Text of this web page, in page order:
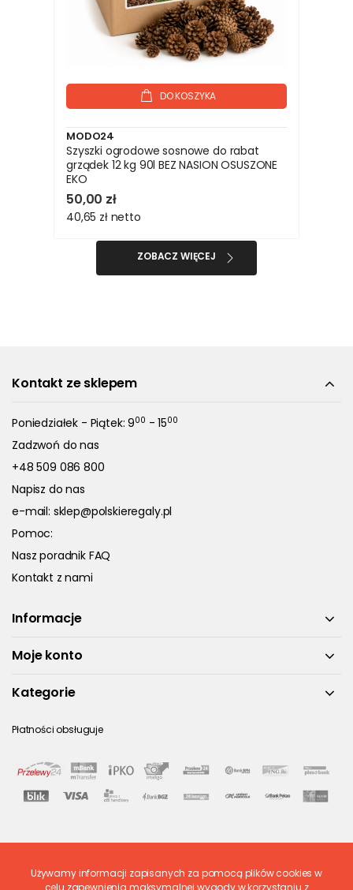
DO KOSZYKA
MODO24
Szyszki ogrodowe sosnowe do rabat
grządek 12 kg 90l BEZ NASION OSUSZONE
EKO
50,00 zł
40,65 zł netto
ZOBACZ WIĘCEJ
Kontakt ze sklepem
Poniedziałek - Piątek: 900 - 1500
Zadzwoń do nas
+48 509 086 800
Napisz do nas
e-mail: sklep@polskieregaly.pl
Pomoc:
Nasz poradnik FAQ
Kontakt z nami
Informacje
Moje konto
Kategorie
Płatności obsługuje
Ostatnio ocenione
Używamy informacji zapisanych za pomocą plików cookies w
celu zapewnienia maksymalnej wygody w korzystaniu z